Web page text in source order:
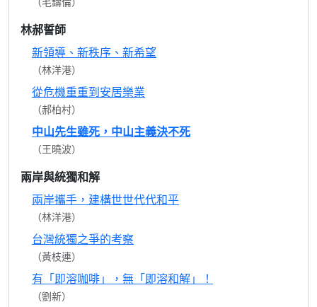
林郝誓師
新領導、新秩序、新希望
（林洋港）
從危機重重到安居樂業
（郝柏村）
中山先生雖死，中山主義決不死
（王曉波）
兩岸與統獨和解
兩岸攜手，建構世世代代和平
（林洋港）
台灣統獨之爭的考察
（黃枝連）
有「即溶咖啡」，無「即溶和解」！
（劉新）